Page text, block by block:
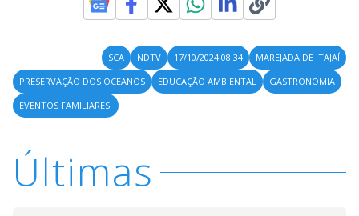
SCA NDTV 17/10/2024 08:34
MAREJADA DE ITAJAÍ
PRESERVAÇÃO DOS OCEANOS
EDUCAÇÃO AMBIENTAL
GASTRONOMIA
EVENTOS FAMILIARES.
Últimas